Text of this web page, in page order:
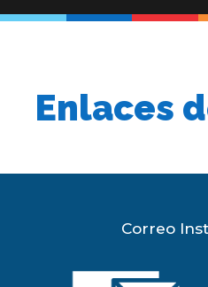
Enlaces
Correo